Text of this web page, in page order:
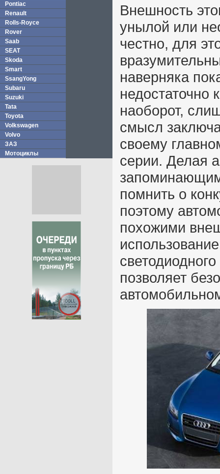
Pontiac
Renault
Rolls-Royce
Rover
Saab
SEAT
Skoda
Smart
SsangYong
Subaru
Suzuki
Tata
Toyota
Volkswagen
Volvo
ЗАЗ
Мотоциклы
Внешность
унылой или
честно, для
наверняка
недостаточно
наоборот,
смысл
своему
серии. Делая
помнить о
поэтому
похожими
позволяет